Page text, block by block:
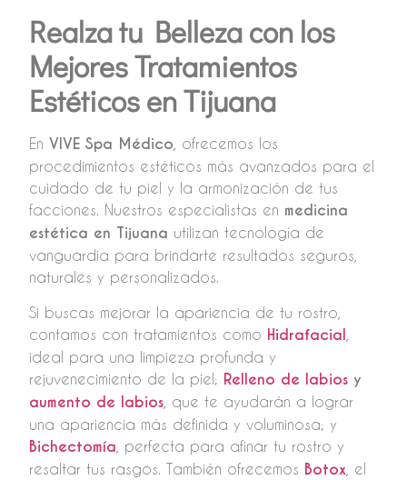
Realza tu Belleza con los
Mejores Tratamientos
Estéticos en Tijuana
En VIVE Spa Médico , ofrecemos los
procedimientos estéticos más avanzados para el
cuidado de tu piel y la armonización de tus
facciones. Nuestros especialistas en medicina
estética en Tijuana utilizan tecnología de
vanguardia para brindarte resultados seguros,
naturales y personalizados.
Si buscas mejorar la apariencia de tu rostro,
contamos con tratamientos como Hidrafacial
ideal para una limpieza profunda y
rejuvenecimiento de la piel; Relleno de labios y
aumento de labios , que te ayudarán a lograr
una apariencia más definida y voluminosa; y
Bichectomía , perfecta para afinar tu rostro y
resaltar tus rasgos. También ofrecemos Botox , el